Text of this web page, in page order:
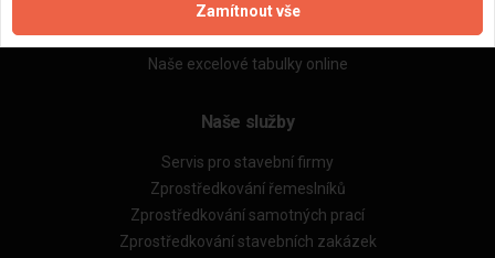
Obchodní podmínky (rozpočtování)
Reference
Naše excelové tabulky online
Naše služby
Servis pro stavební firmy
Zprostředkování řemeslníků
Zprostředkování samotných prací
Zprostředkování stavebních zakázek
Zamítnout vše